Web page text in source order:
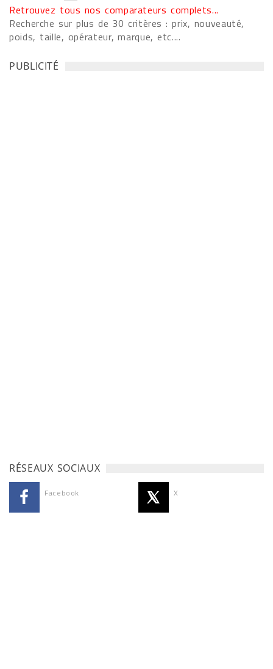
Retrouvez tous nos comparateurs complets...
Recherche sur plus de 30 critères : prix, nouveauté,
poids, taille, opérateur, marque, etc....
PUBLICITÉ
RÉSEAUX SOCIAUX
Facebook X